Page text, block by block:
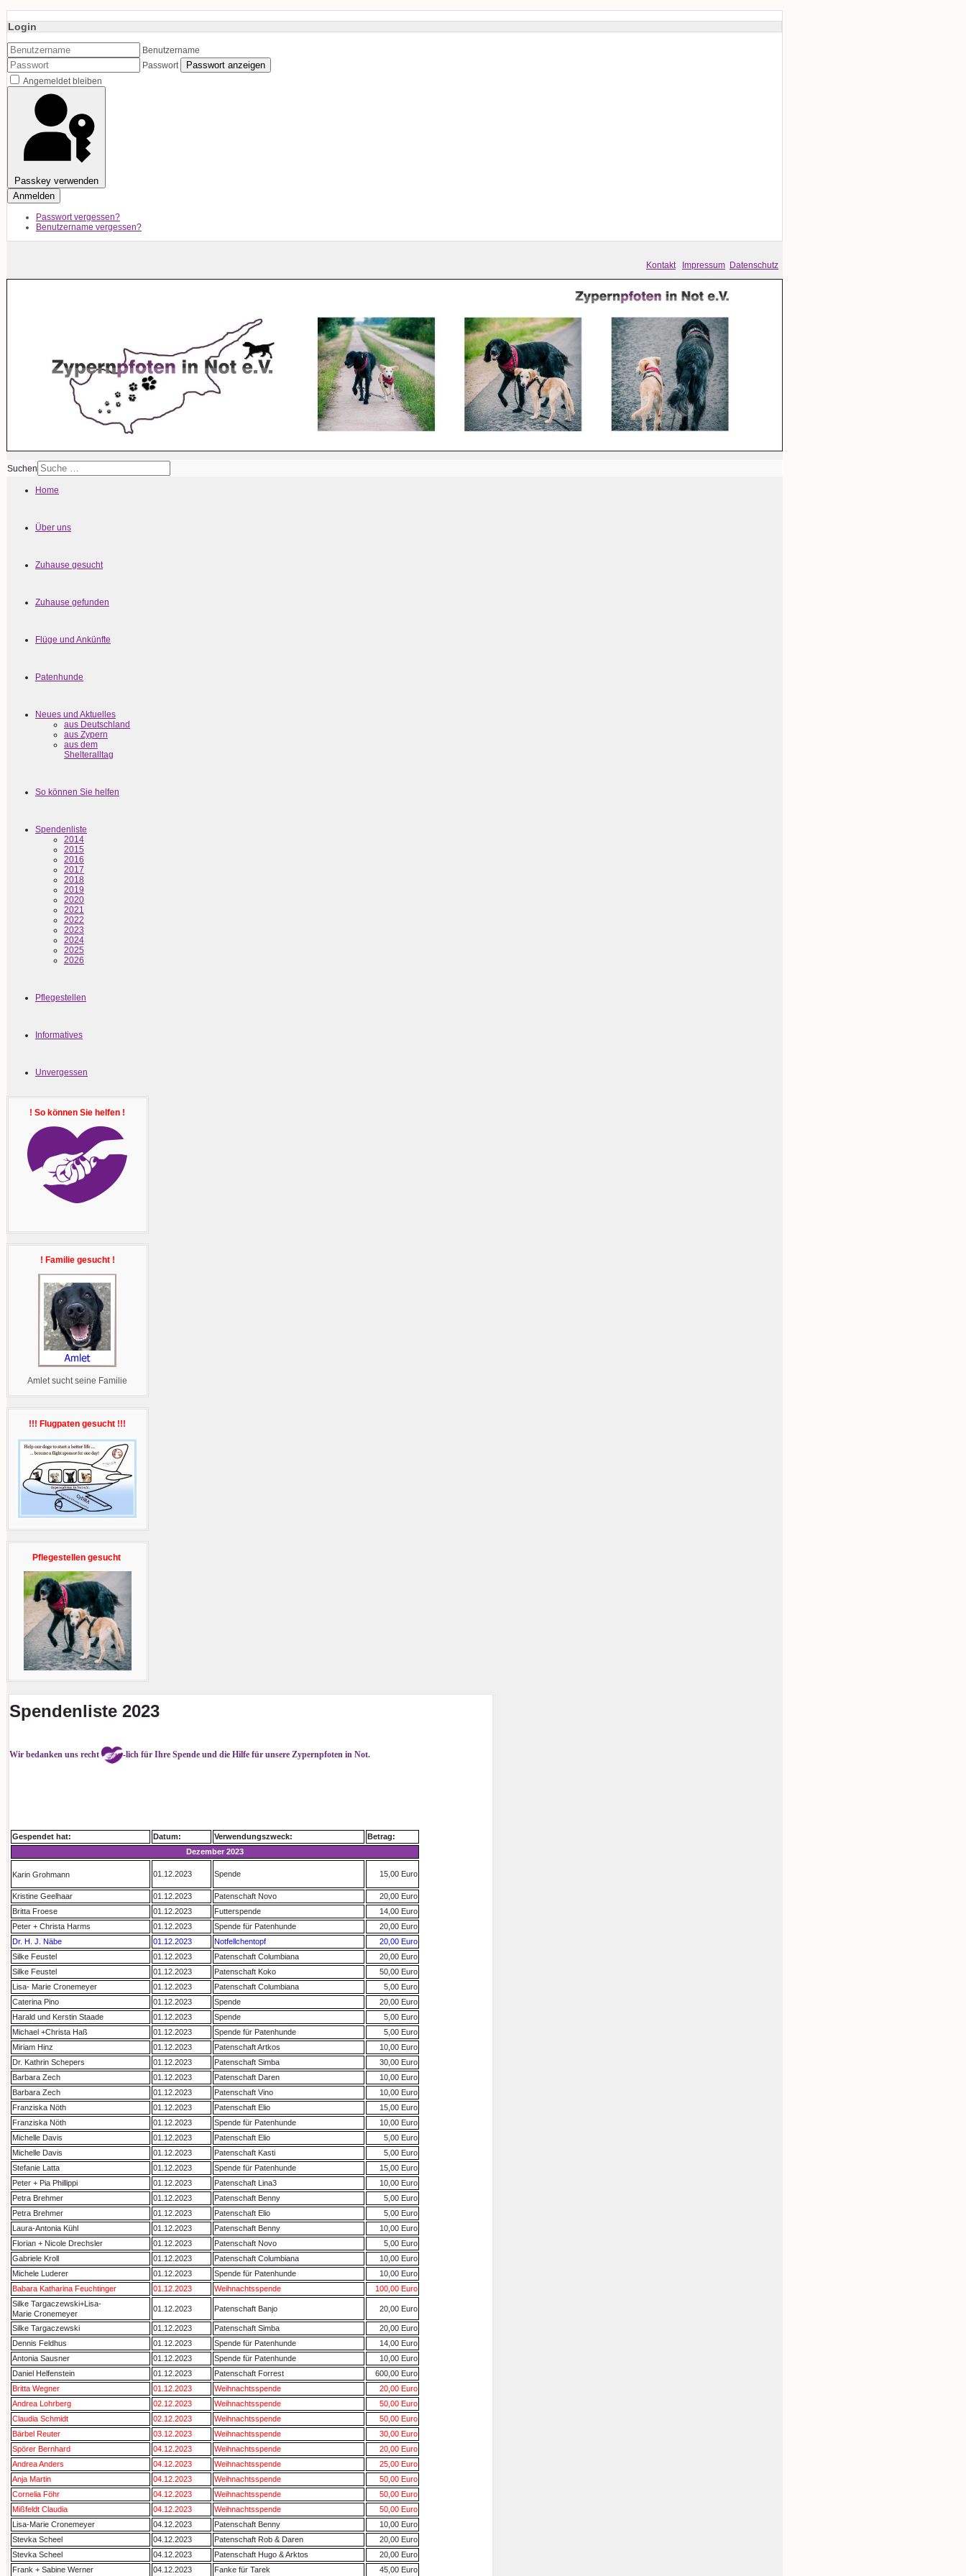
Login
Benutzername
Passwort
Passwort anzeigen
Angemeldet bleiben
Passkey verwenden
Anmelden
Passwort vergessen?
Benutzername vergessen?
Kontakt Impressum Datenschutz
Suchen
Home
Über uns
Zuhause gesucht
Zuhause gefunden
Flüge und Ankünfte
Patenhunde
Neues und Aktuelles
aus Deutschland
aus Zypern
aus dem
Shelteralltag
So können Sie helfen
Spendenliste
2014
2015
2016
2017
2018
2019
2020
2021
2022
2023
2024
2025
2026
Pflegestellen
Informatives
Unvergessen
! So können Sie helfen !
! Familie gesucht !
Amlet sucht seine Familie
!!! Flugpaten gesucht !!!
Pflegestellen gesucht
Spendenliste 2023
Wir bedanken uns recht -lich für Ihre Spende und die Hilfe für unsere Zypernpfoten in Not.
Gespendet hat: Datum: Verwendungszweck:
Betrag:
Dezember 2023
Karin Grohmann 01.12.2023 Spende 15,00 Euro
Kristine Geelhaar 01.12.2023 Patenschaft Novo
20,00 Euro
Britta Froese
01.12.2023 Futterspende
14,00 Euro
Peter + Christa Harms
01.12.2023 Spende für Patenhunde
20,00 Euro
Dr. H. J. Näbe
01.12.2023 Notfellchentopf
20,00 Euro
Silke Feustel
01.12.2023 Patenschaft Columbiana
20,00 Euro
Silke Feustel
01.12.2023 Patenschaft Koko
50,00 Euro
Lisa- Marie Cronemeyer
01.12.2023 Patenschaft Columbiana
5,00 Euro
Caterina Pino
01.12.2023 Spende
20,00 Euro
Harald und Kerstin Staade
01.12.2023 Spende
5,00 Euro
Michael +Christa Haß
01.12.2023 Spende für Patenhunde
5,00 Euro
Miriam Hinz
01.12.2023 Patenschaft Artkos
10,00 Euro
Dr. Kathrin Schepers
01.12.2023 Patenschaft Simba
30,00 Euro
Barbara Zech
01.12.2023 Patenschaft Daren
10,00 Euro
Barbara Zech
01.12.2023 Patenschaft Vino
10,00 Euro
Franziska Nöth
01.12.2023 Patenschaft Elio
15,00 Euro
Franziska Nöth
01.12.2023 Spende für Patenhunde
10,00 Euro
Michelle Davis
01.12.2023 Patenschaft Elio
5,00 Euro
Michelle Davis
01.12.2023 Patenschaft Kasti
5,00 Euro
Stefanie Latta
01.12.2023 Spende für Patenhunde
15,00 Euro
Peter + Pia Phillippi
01.12.2023 Patenschaft Lina3
10,00 Euro
Petra Brehmer
01.12.2023 Patenschaft Benny
5,00 Euro
Petra Brehmer
01.12.2023 Patenschaft Elio
5,00 Euro
Laura-Antonia Kühl
01.12.2023 Patenschaft Benny
10,00 Euro
Florian + Nicole Drechsler
01.12.2023 Patenschaft Novo
5,00 Euro
Gabriele Kroll
01.12.2023 Patenschaft Columbiana
10,00 Euro
Michele Luderer
01.12.2023 Spende für Patenhunde
10,00 Euro
Babara Katharina Feuchtinger
01.12.2023 Weihnachtsspende
100,00 Euro
Silke Targaczewski+Lisa-
Marie Cronemeyer
01.12.2023 Patenschaft Banjo 20,00 Euro
Silke Targaczewski 01.12.2023 Patenschaft Simba
20,00 Euro
Dennis Feldhus
01.12.2023 Spende für Patenhunde
14,00 Euro
Antonia Sausner
01.12.2023 Spende für Patenhunde
10,00 Euro
Daniel Helfenstein
01.12.2023 Patenschaft Forrest
600,00 Euro
Britta Wegner
01.12.2023 Weihnachtsspende
20,00 Euro
Andrea Lohrberg
02.12.2023 Weihnachtsspende
50,00 Euro
Claudia Schmidt
02.12.2023 Weihnachtsspende
50,00 Euro
Bärbel Reuter
03.12.2023 Weihnachtsspende
30,00 Euro
Spörer Bernhard
04.12.2023 Weihnachtsspende
20,00 Euro
Andrea Anders
04.12.2023 Weihnachtsspende
25,00 Euro
Anja Martin
04.12.2023 Weihnachtsspende
50,00 Euro
Cornelia Föhr
04.12.2023 Weihnachtsspende
50,00 Euro
Mißfeldt Claudia
04.12.2023 Weihnachtsspende
50,00 Euro
Lisa-Marie Cronemeyer
04.12.2023 Patenschaft Benny
10,00 Euro
Stevka Scheel
04.12.2023 Patenschaft Rob & Daren
20,00 Euro
Stevka Scheel
04.12.2023 Patenschaft Hugo & Arktos
20,00 Euro
Frank + Sabine Werner
04.12.2023 Fanke für Tarek 45,00 Euro